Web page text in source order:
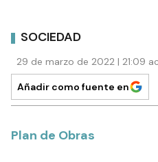
SOCIEDAD
29 de marzo de 2022 | 21:09
Añadir como fuente en
Plan de Obras